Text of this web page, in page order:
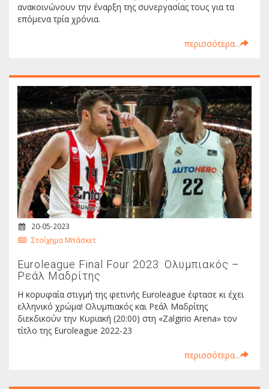
ανακοινώνουν την έναρξη της συνεργασίας τους για τα
επόμενα τρία χρόνια.
περισσότερα...
20-05-2023
Στοίχημα Μπάσκετ
Euroleague Final Four 2023: Ολυμπιακός –
Ρεάλ Μαδρίτης
Η κορυφαία στιγμή της φετινής Euroleague έφτασε κι έχει
ελληνικό χρώμα! Ολυμπιακός και Ρεάλ Μαδρίτης
διεκδικούν την Κυριακή (20:00) στη «Zalgirio Arena» τον
τίτλο της Euroleague 2022-23
περισσότερα...